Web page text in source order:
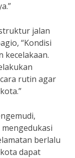
jalan
“Kondisi
kecelakaan.
rutin agar
berlalu
dapat